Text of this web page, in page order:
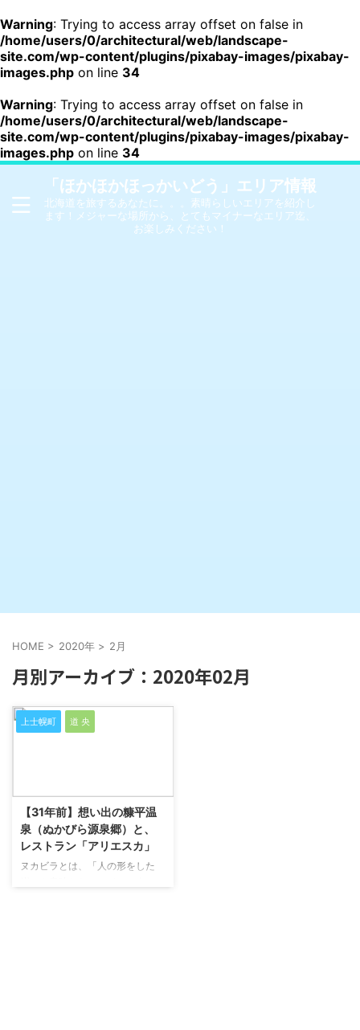
Warning: Trying to access array offset on false in
/home/users/0/architectural/web/landscape-
site.com/wp-content/plugins/pixabay-images/pixabay-
images.php on line 34
Warning: Trying to access array offset on false in
/home/users/0/architectural/web/landscape-
site.com/wp-content/plugins/pixabay-images/pixabay-
images.php on line 34
「ほかほかほっかいどう」エリア情報
北海道を旅するあなたに。。。素晴らしいエリアを紹介し
ます！メジャーな場所から、とてもマイナーなエリア迄、
お楽しみください！
HOME > 2020年 > 2月
月別アーカイブ：2020年02月
上士幌町 道 央
【31年前】想い出の糠平温
泉（ぬかびら源泉郷）と、
レストラン「アリエスカ」
ヌカビラとは、「人の形をした